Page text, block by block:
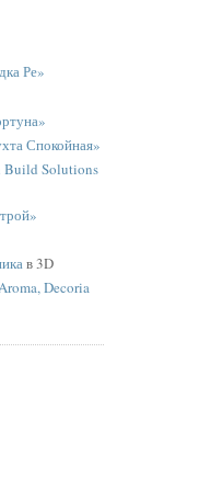
Ре»
Спокойная»
Build Solutions
в 3D
Decoria